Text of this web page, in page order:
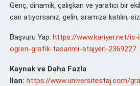
Genç, dinamik, çalışkan ve yaratıcı bir
can atıyorsanız, gelin, aramıza katılın,
Başvuru Yap: https://www.kariyer.net/is-
ogren-grafik-tasarimi-stajyeri-2369227
Kaynak ve Daha Fazla
İlan: https://www.universitestaj.com/